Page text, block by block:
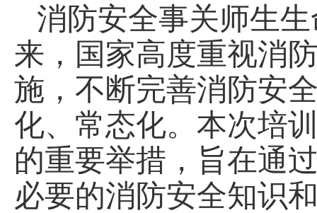
消防安全事关师生
来，国家高度重视消
施，不断完善消防安
化、常态化。本次培
的重要举措，旨在通
必要的消防安全知识